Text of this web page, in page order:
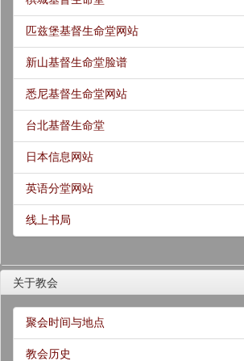
匹兹堡基督生命堂网站
新山基督生命堂脸谱
悉尼基督生命堂网站
台北基督生命堂
日本信息网站
英语分堂网站
线上书局
关于教会
聚会时间与地点
教会历史